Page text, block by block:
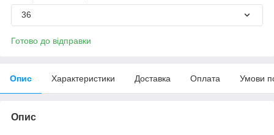
36
Готово до відправки
Опис Характеристики Доставка Оплата Умови
Опис